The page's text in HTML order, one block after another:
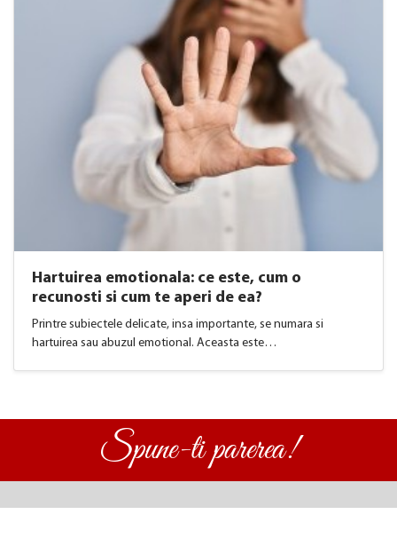
Hartuirea emotionala: ce este, cum o
recunosti si cum te aperi de ea?
Printre subiectele delicate, insa importante, se numara si
hartuirea sau abuzul emotional. Aceasta este…
Spune-ti parerea!